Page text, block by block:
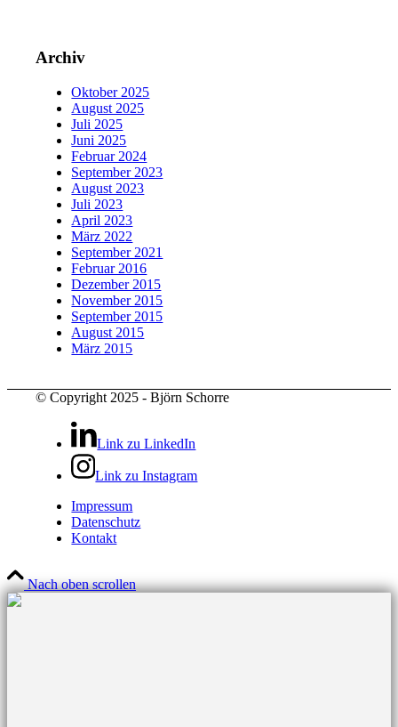
Archiv
Oktober 2025
August 2025
Juli 2025
Juni 2025
Februar 2024
September 2023
August 2023
Juli 2023
April 2023
März 2022
September 2021
Februar 2016
Dezember 2015
November 2015
September 2015
August 2015
März 2015
© Copyright 2025 - Björn Schorre
Link zu LinkedIn
Link zu Instagram
Impressum
Datenschutz
Kontakt
Nach oben scrollen